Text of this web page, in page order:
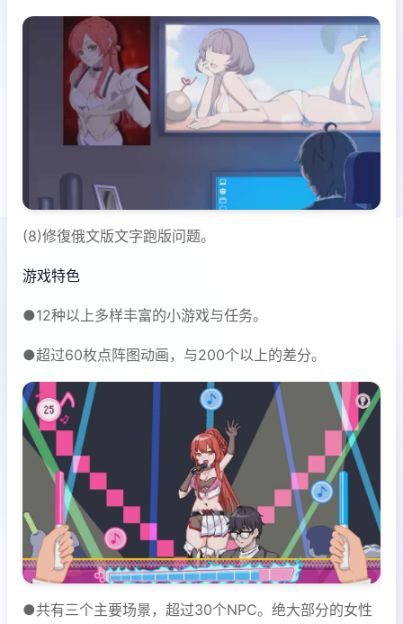
(8)修復俄文版文字跑版问题。
游戏特色
●12种以上多样丰富的小游戏与任务。
●超过60枚点阵图动画，与200个以上的差分。
●共有三个主要场景，超过30个NPC。绝大部分的女性